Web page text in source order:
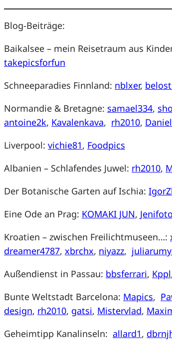
Blog-Beiträge:
Baikalsee – mein Reisetraum aus
takepicsforfun
Schneeparadies Finnland: nblxer,
Normandie & Bretagne: samael334,
antoine2k, Kavalenkava, rh2010,
Liverpool: vichie81, Foodpics
Albanien – Schlafendes Juwel: rh2010,
Der Botanische Garten auf Ischia:
Eine Ode an Prag: KOMAKI JUN, Jenifoto
Kroatien – zwischen Freilichtmuseen…:
dreamer4787, xbrchx, niyazz,
Außendienst in Passau: bbsferrari, Kppl
Bunte Weltstadt Barcelona: Mapics,
design, rh2010, gatsi, Mistervlad,
Geheimtipp Kanalinseln: allard1,